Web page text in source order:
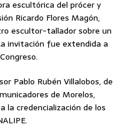
escultórica del prócer y
Ricardo Flores Magón,
escultor-tallador sobre un
invitación fue extendida a
Pablo Rubén Villalobos, de
de Morelos,
la credencialización de los